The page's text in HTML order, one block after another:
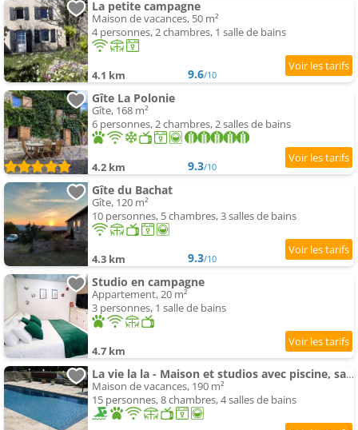
La petite campagne
Maison de vacances, 50 m²
4 personnes, 2 chambres, 1 salle de bains
4.1 km 9.6/10
Gîte La Polonie
Gîte, 168 m²
6 personnes, 2 chambres, 2 salles de bains
4.2 km 9.3/10
Gîte du Bachat
Gîte, 120 m²
10 personnes, 5 chambres, 3 salles de bains
4.3 km 9.3/10
Studio en campagne
Appartement, 20 m²
3 personnes, 1 salle de bains
4.7 km
La vie la la - Maison et studios avec piscine, sauna et salle de jeux
Maison de vacances, 190 m²
15 personnes, 8 chambres, 4 salles de bains